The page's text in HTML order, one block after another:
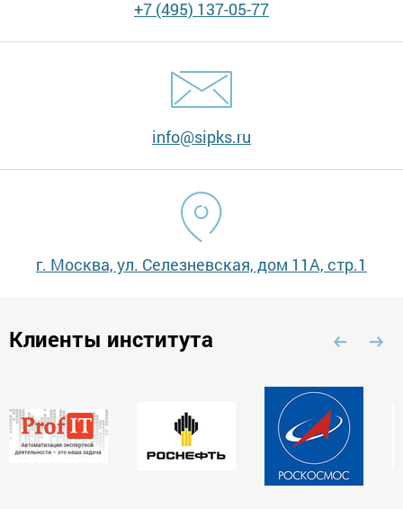
+7 (495) 137-05-77
info@sipks.ru
г. Москва, ул. Селезневская, дом 11А, стр.1
Клиенты института